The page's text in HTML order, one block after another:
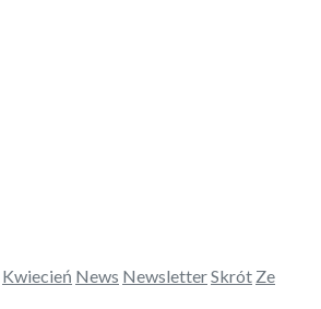
Kwiecień News NewsletterSkrót Ze